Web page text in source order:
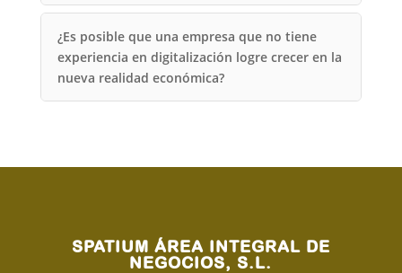
¿Es posible que una empresa que no tiene
experiencia en digitalización logre crecer en la
nueva realidad económica?
SPATIUM ÁREA INTEGRAL DE
NEGOCIOS, S.L.